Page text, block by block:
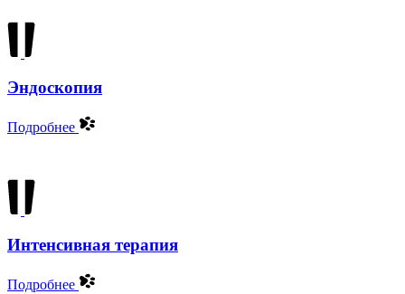
Эндоскопия
Подробнее
Интенсивная терапия
Подробнее